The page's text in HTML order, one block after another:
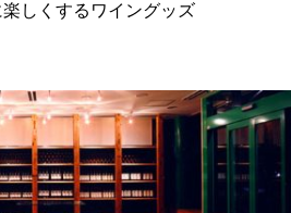
しくするワイングッズ